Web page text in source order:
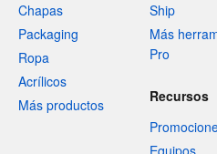
Chapas
Packaging
Ropa
Acrílicos
Más productos
Ship
Más
Pro
Recursos
Equipos